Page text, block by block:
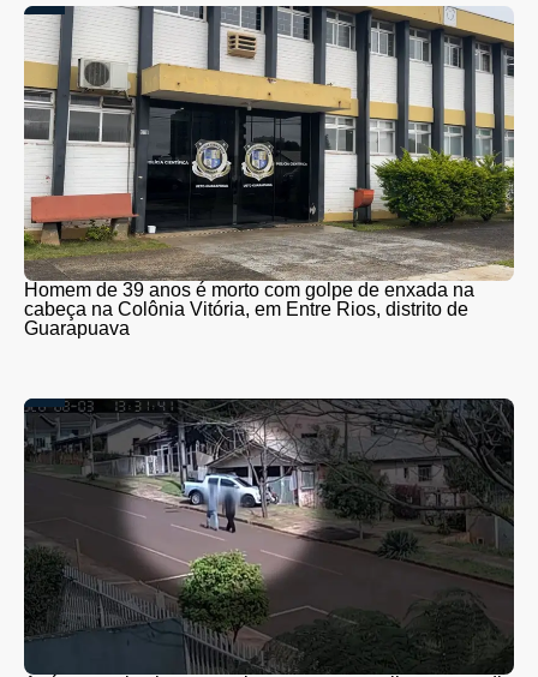
Homem de 39 anos é morto com golpe de enxada na
cabeça na Colônia Vitória, em Entre Rios, distrito de
Guarapuava